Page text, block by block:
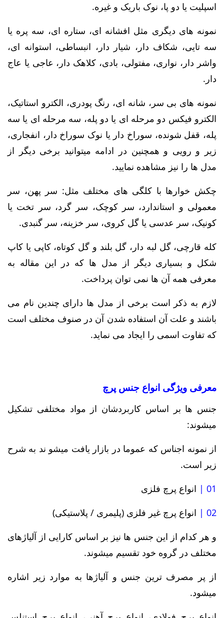
اسپلیت یا دو پا، نوک باریک و غیره.
نمونه های دیگری مثل افشانه ای، ستاره ای، سه پره یا
سه تایی، شکاف دار، شیار دار، انبساطی، استوانه ای،
واشر دار، نواری، مفتولی، بادی، کلاهک دار، عاجی یا عاج
دار.
نمونه های بی سر، شانه ای، رنگ پودری، الکترو استاتیک،
الکترو فیکس دو مرحله ای یا دو پله، سه مرحله ای یا سه
پله، قفل شونده، سوراخ دار یا نوک سوراخ دار، انفجاری،
زیر و رویی و همچنین در ادامه میتوانید برخی دیگر از
مدل ها را نیز مشاهده نمایید.
چکش خوارها با کلگی های مختلف مثل: سر پهن، سر
معمولی و استاندارد، سر کوچک، سر گرد، سر تخت یا
کونیک، سر عدسی یا گل کروی، سر خزینه، سر گنبدی.
کله قارچی، گل لبه دار، گل بلند و گل کوتاه، کاپی یا کاپ
شکل و بسیاری دیگر از مدل ها که در این مقاله به
معرفی همه آن ها نمی توان پرداخت.
لازم به ذکر است برخی از مدل ها دارای چندین نام می
باشند و علت آن استفاده شدن آن در صنوف مختلف است
که تفاوت اسمی را ایجاد می نماید.
معرفی ویژگی انواع جنس پرچ
جنس ها بر اساس کاربردشان از مواد مختلفی تشکیل
میشوند:
از نمونه اجناس که عموما در بازار یافت میشو ند به شرح
زیر است.
01 |
انواع پرچ فلزی
02 |
انواع پرچ غیر فلزی (پلیمری / پلاستیکی)
و هر کدام از این جنس ها نیز بر اساس کارایی از آلیاژهای
مختلف در گروه خود تقسیم میشوند.
از پر مصرف ترین جنس و آلیاژها به موارد زیر اشاره
میشود.